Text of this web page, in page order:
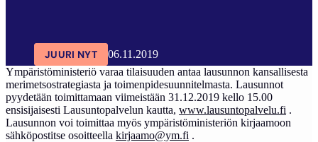
JUURI NYT
06.11.2019
Ympäristöministeriö varaa tilaisuuden antaa lausunnon kansallisesta
merimetsostrategiasta ja toimenpidesuunnitelmasta. Lausunnot
pyydetään toimittamaan viimeistään 31.12.2019 kello 15.00
ensisijaisesti Lausuntopalvelun kautta, www.lausuntopalvelu.fi .
Lausunnon voi toimittaa myös ympäristöministeriön kirjaamoon
sähköpostitse osoitteella kirjaamo@ym.fi .